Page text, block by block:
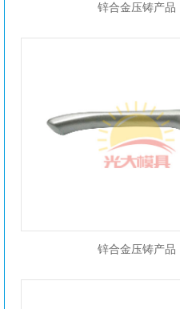
锌合金压铸产品
锌合金压铸产品